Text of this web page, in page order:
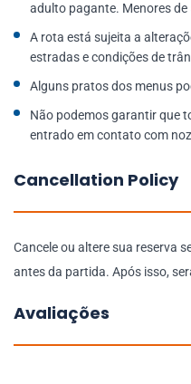
adulto pagante. Menores
A rota está sujeita a
estradas e condições de
Alguns pratos dos menus
Não podemos garantir que
entrado em contato com
Cancellation Policy
Cancele ou altere sua reserva
antes da partida. Após isso,
Avaliações